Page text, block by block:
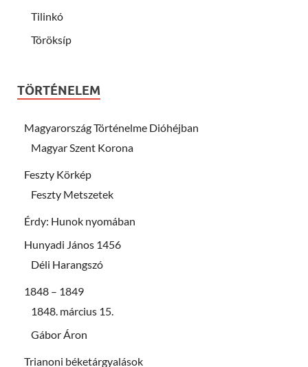
Tilinkó
Töröksíp
TÖRTÉNELEM
Magyarország Történelme Dióhéjban
Magyar Szent Korona
Feszty Körkép
Feszty Metszetek
Érdy: Hunok nyomában
Hunyadi János 1456
Déli Harangszó
1848 – 1849
1848. március 15.
Gábor Áron
Trianoni béketárgyalások